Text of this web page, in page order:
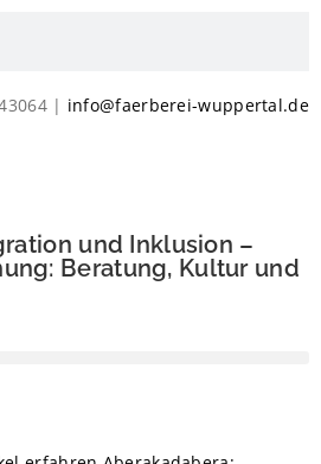
| info@faerberei-wuppertal.de
und Inklusion –
Beratung, Kultur und